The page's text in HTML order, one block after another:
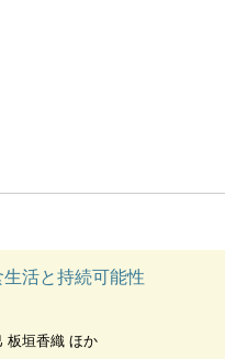
活と持続可能性
板垣香織 ほか